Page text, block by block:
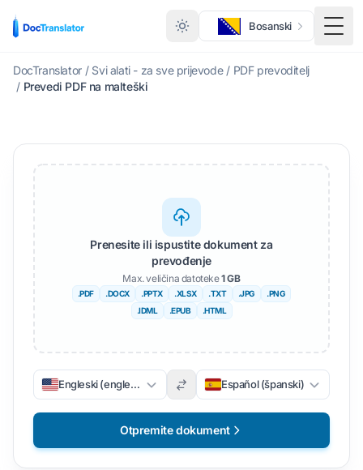
Bosanski
DocTranslator / Svi alati - za sve prijevode / PDF prevoditelj
/ Prevedi PDF na malteški
Prenesite ili ispustite dokument za
prevođenje
Max. veličina datoteke1 GB
.PDF .DOCX .PPTX .XLSX .TXT .JPG
.PNG
.IDML
.EPUB .HTML
Engleski (engleski) Español (španski)
Otpremite dokument